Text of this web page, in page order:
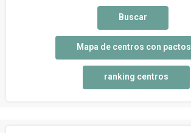
Buscar
Mapa de centros con pactos
ranking centros